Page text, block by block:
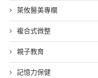
萊攸醫美專欄
複合式微整
親子教育
記憶力保健